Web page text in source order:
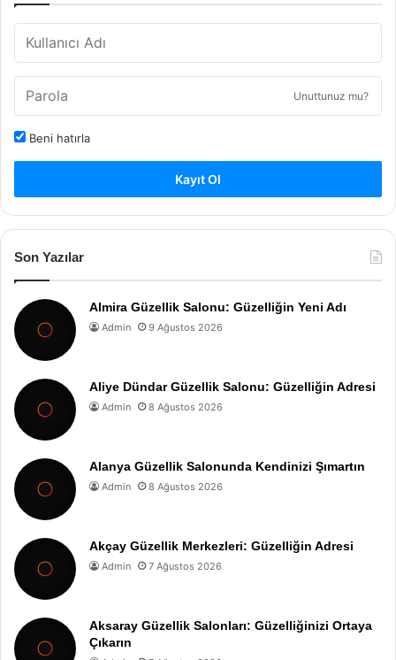
Unuttunuz mu?
Beni hatırla
Kayıt Ol
Son Yazılar
Almira Güzellik Salonu: Güzelliğin Yeni Adı
Admin 9 Ağustos 2026
Aliye Dündar Güzellik Salonu: Güzelliğin Adresi
Admin 8 Ağustos 2026
Alanya Güzellik Salonunda Kendinizi Şımartın
Admin 8 Ağustos 2026
Akçay Güzellik Merkezleri: Güzelliğin Adresi
Admin 7 Ağustos 2026
Aksaray Güzellik Salonları: Güzelliğinizi Ortaya
Çıkarın